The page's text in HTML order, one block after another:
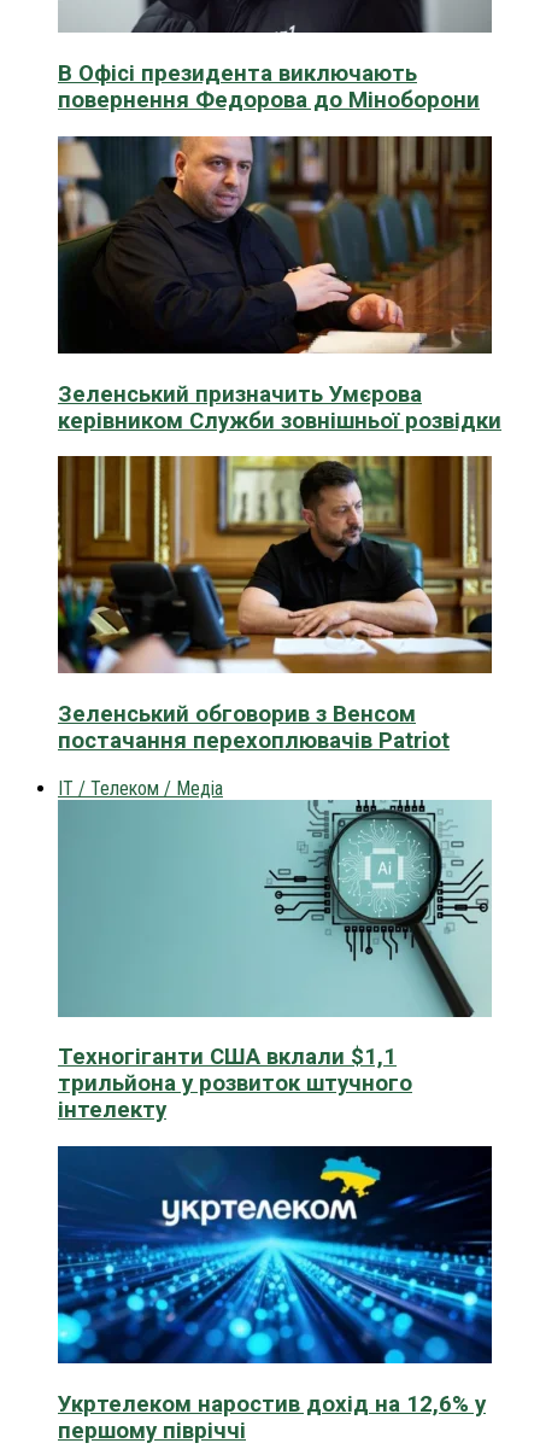
В Офісі президента виключають
повернення Федорова до Міноборони
Зеленський призначить Умєрова
керівником Служби зовнішньої розвідки
Зеленський обговорив з Венсом
постачання перехоплювачів Patriot
IT / Телеком / Медіа
Техногіганти США вклали $1,1
трильйона у розвиток штучного
інтелекту
Укртелеком наростив дохід на 12,6% у
першому півріччі